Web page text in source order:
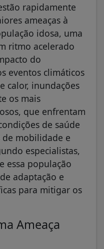
rapidamente
ameaças à
idosa, uma
ritmo acelerado
do
eventos climáticos
calor, inundações
os mais
que enfrentam
de saúde
de mobilidade e
especialistas,
essa população
adaptação e
para mitigar os
Ameaça